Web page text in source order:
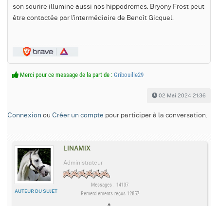
son sourire illumine aussi nos hippodromes. Bryony Frost peut
être contactée par l'intermédiaire de Benoît Gicquel.
Merci pour ce message de la part de : Gribouille29
02 Mai 2024 21:36
Connexion ou Créer un compte pour participer à la conversation.
LINAMIX
AUTEUR DU SUJET
Administrateur
Messages : 14137
Remerciements reçus 12857